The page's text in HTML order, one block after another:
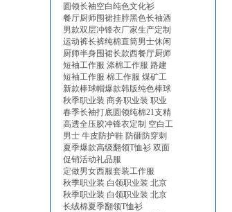
圆领长袖空白纯色文化衫
餐厅厨师围裙挂脖黑色长袖酒
男款双层冲锋衣厂家生产定制
运动裤长裤纯棉直筒男士休闲
厨师半身围裙长款西餐厅厨师
短袖工作服 涤棉工作服 路建
短袖工作服 棉工作服 煤矿工
新款棒球帽爆款韩版纯色棒球
秋季职业装 商务职业装 职业
春季长袖打底圆领纯棉21支精
高透全压胶冲锋衣定制 空白工
男士 牛皮防护鞋 防砸防穿刺
夏季爆款高级翻领T恤衫 双面
促销活动礼品服
定做男女西服套装工作服
秋季职业装 白领职业装 北京
秋季职业装 白领职业装 北京
长绒棉夏季翻领T恤衫